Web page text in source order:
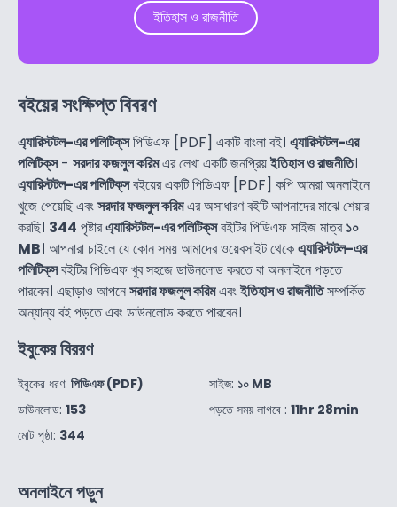
ইতিহাস ও রাজনীতি
বইয়ের সংক্ষিপ্ত বিবরণ
এ্যারিস্টটল-এর পলিটিক্‌সপিডিএফ [PDF] একটি বাংলা বই। এ্যারিস্টটল-এর
পলিটিক্‌স- সরদার ফজলুল করিমএর লেখা একটি জনপ্রিয়ইতিহাস ও রাজনীতি।
এ্যারিস্টটল-এর পলিটিক্‌সবইয়ের একটি পিডিএফ [PDF] কপি আমরা অনলাইনে
খুজে পেয়েছি এবংসরদার ফজলুল করিমএর অসাধারণ বইটি আপনাদের মাঝে শেয়ার
করছি। 344 পৃষ্টারএ্যারিস্টটল-এর পলিটিক্‌সবইটির পিডিএফ সাইজ মাত্র১০
MB। আপনারা চাইলে যে কোন সময় আমাদের ওয়েবসাইট থেকেএ্যারিস্টটল-এর
পলিটিক্‌সবইটির পিডিএফ খুব সহজে ডাউনলোড করতে বা অনলাইনে পড়তে
পারবেন। এছাড়াও আপনেসরদার ফজলুল করিমএবংইতিহাস ও রাজনীতিসম্পর্কিত
অন্যান্য বই পড়তে এবং ডাউনলোড করতে পারবেন।
ইবুকের বিররণ
ইবুকের ধরণ: পিডিএফ (PDF)
ডাউনলোড: 153
মোট পৃষ্ঠা: 344
সাইজ: ১০ MB
পড়তে সময় লাগবে : 11hr 28min
অনলাইনে পড়ুন